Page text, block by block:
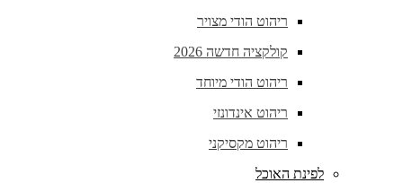
ריהוט הודי מצויר
קולקציה חדשה 2026
ריהוט הודי מיוחד
ריהוט אינדונזי
ריהוט מקסיקני
לפינת האוכל